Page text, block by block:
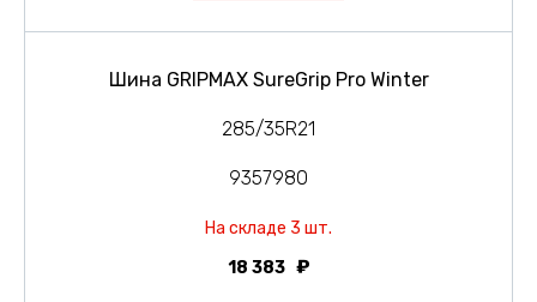
Шина GRIPMAX SureGrip Pro Winter
285/35R21
9357980
На складе 3 шт.
18 383